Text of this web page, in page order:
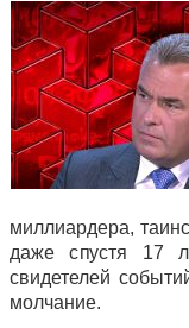
миллиардера,
даже спустя 17
свидетелей
молчание.